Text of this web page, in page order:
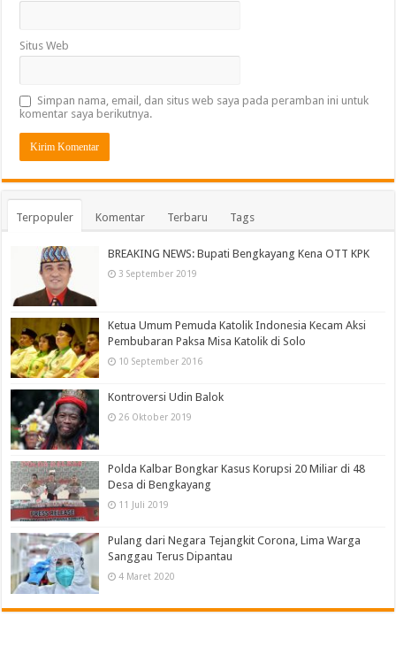
Situs Web
Simpan nama, email, dan situs web saya pada peramban ini untuk
komentar saya berikutnya.
Terpopuler Komentar Terbaru Tags
BREAKING NEWS: Bupati Bengkayang Kena OTT KPK
3 September 2019
Ketua Umum Pemuda Katolik Indonesia Kecam Aksi
Pembubaran Paksa Misa Katolik di Solo
10 September 2016
Kontroversi Udin Balok
26 Oktober 2019
Polda Kalbar Bongkar Kasus Korupsi 20 Miliar di 48
Desa di Bengkayang
11 Juli 2019
Pulang dari Negara Tejangkit Corona, Lima Warga
Sanggau Terus Dipantau
4 Maret 2020